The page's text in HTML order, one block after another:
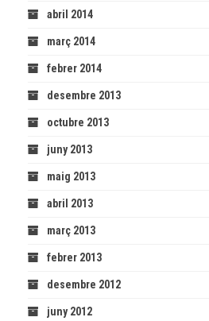
abril 2014
març 2014
febrer 2014
desembre 2013
octubre 2013
juny 2013
maig 2013
abril 2013
març 2013
febrer 2013
desembre 2012
juny 2012